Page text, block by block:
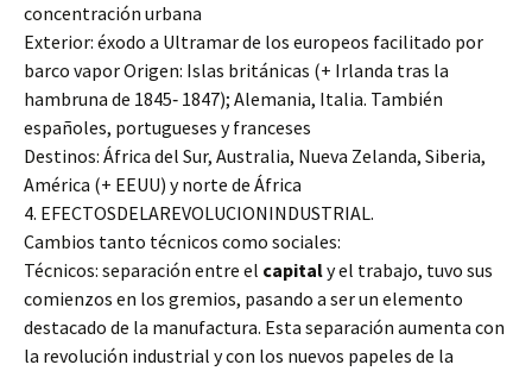
concentración urbana
Exterior: éxodo a Ultramar de los europeos facilitado por
barco vapor Origen: Islas británicas (+ Irlanda tras la
hambruna de 1845‐ 1847); Alemania, Italia. También
españoles, portugueses y franceses
Destinos: África del Sur, Australia, Nueva Zelanda, Siberia,
América (+ EEUU) y norte de África
4. EFECTOSDELAREVOLUCIONINDUSTRIAL.
Cambios tanto técnicos como sociales:
Técnicos: separación entre el capitaly el trabajo, tuvo sus
comienzos en los gremios, pasando a ser un elemento
destacado de la manufactura. Esta separación aumenta con
la revolución industrial y con los nuevos papeles de la